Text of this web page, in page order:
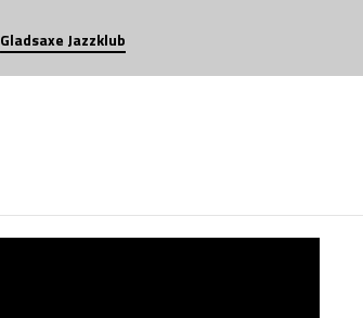
Gladsaxe Jazzklub